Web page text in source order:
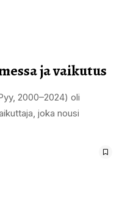
ja vaikutus
2000–2024) oli
joka nousi